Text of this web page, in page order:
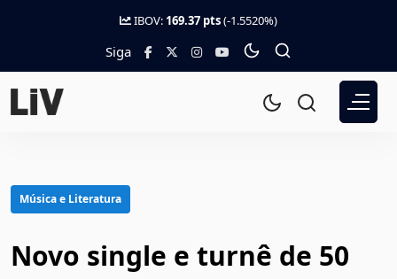
IBOV: 169.37 pts(-1.5520%)
Siga
Música e Literatura
Novo single e turnê de 50